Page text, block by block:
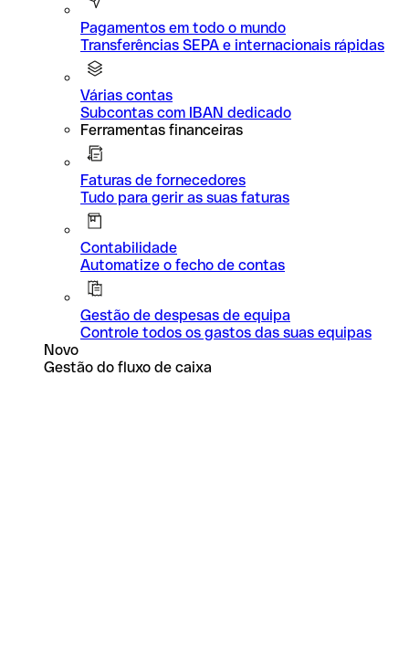
Pagamentos em todo o mundo
Transferências SEPA e internacionais rápidas
Várias contas
Subcontas com IBAN dedicado
Ferramentas financeiras
Faturas de fornecedores
Tudo para gerir as suas faturas
Contabilidade
Automatize o fecho de contas
Gestão de despesas de equipa
Controle todos os gastos das suas equipas
Novo
Gestão do fluxo de caixa